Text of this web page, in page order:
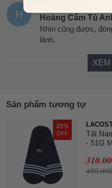
H Hoàng Cẩm Tú
Nhìn cũng được,
lành.
XEM
Sản phẩm tương tự
35%
OFF
Tất
- 51G